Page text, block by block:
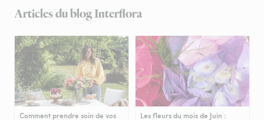
Articles du blog Interflora
Comment prendre soin de vos
Les fleurs du mois de Juin :